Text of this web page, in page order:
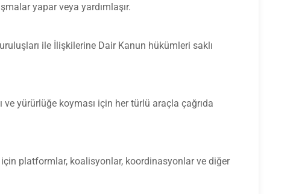
yapar veya yardımlaşır.
ile İlişkilerine Dair Kanun hükümleri saklı
yürürlüğe koyması için her türlü araçla çağrıda
platformlar, koalisyonlar, koordinasyonlar ve diğer